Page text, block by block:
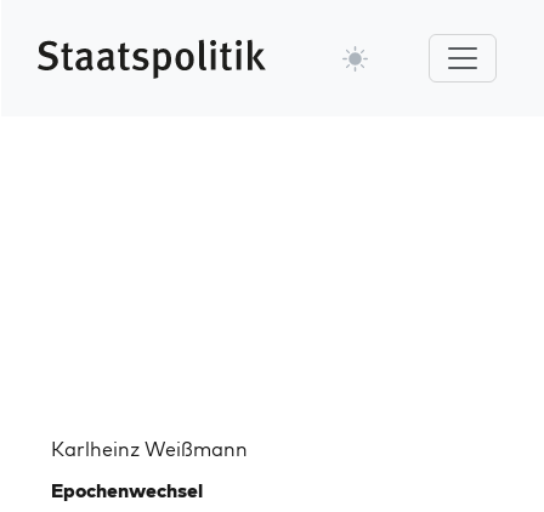
Karlheinz Weißmann
Epochenwechsel